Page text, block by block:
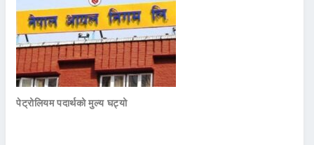
पेट्रोलियम पदार्थको मुल्य घट्यो